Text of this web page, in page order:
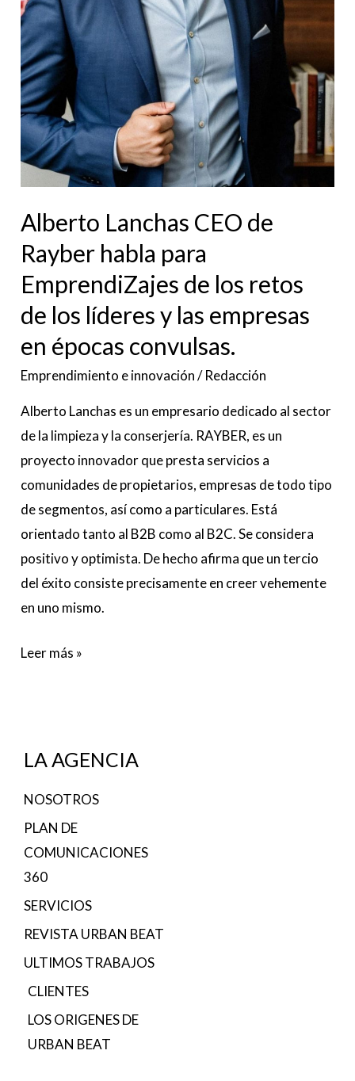
Alberto Lanchas CEO de
Rayber habla para
EmprendiZajes de los retos
de los líderes y las empresas
en épocas convulsas.
Emprendimiento e innovación/Redacción
Alberto Lanchas es un empresario dedicado al sector
de la limpieza y la conserjería. RAYBER, es un
proyecto innovador que presta servicios a
comunidades de propietarios, empresas de todo tipo
de segmentos, así como a particulares. Está
orientado tanto al B2B como al B2C. Se considera
positivo y optimista. De hecho afirma que un tercio
del éxito consiste precisamente en creer vehemente
en uno mismo.
retos
de
los
líderes
y
las
empresas
convulsas.
Leer más »
LA AGENCIA
NOSOTROS
PLAN DE
COMUNICACIONES
360
SERVICIOS
REVISTA URBAN BEAT
ULTIMOS TRABAJOS
CLIENTES
LOS ORIGENES DE
URBAN BEAT